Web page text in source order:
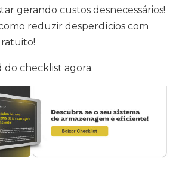
gerando custos desnecessários!
reduzir desperdícios com
do checklist agora.